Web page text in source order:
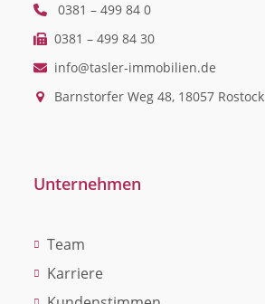
0381 – 499 84 0
0381 – 499 84 30
info@tasler-immobilien.de
Barnstorfer Weg 48, 18057 Rostock
Unternehmen
Team
Karriere